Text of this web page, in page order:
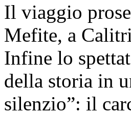
Il viaggio
Mefite, a
Infine lo
della storia in
silenzio”: il